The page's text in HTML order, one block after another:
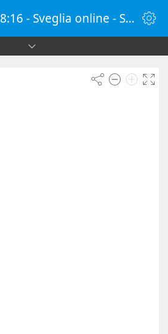
Sveglia alle 08:16 - Sveglia online - SvegliaOnline.it